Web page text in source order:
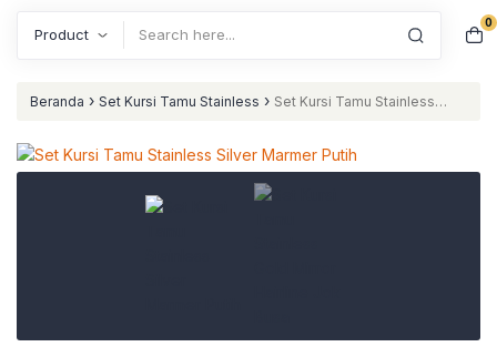
0
Beranda › Set Kursi Tamu Stainless › Set Kursi Tamu Stainless